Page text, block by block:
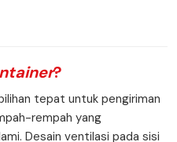
?
tepat untuk pengiriman
rempah yang
Desain ventilasi pada sisi